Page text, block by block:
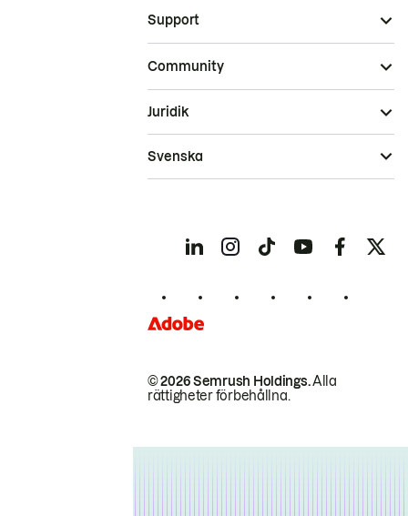
Support
Community
© 2026 Semrush Holdings.Alla
rättigheter förbehållna.
Juridik
Svenska